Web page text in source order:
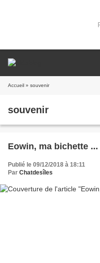
Accueil » souvenir
souvenir
Eowin, ma bichette
Publié le 09/12/2018 à 18:11
Par Chatdesîles